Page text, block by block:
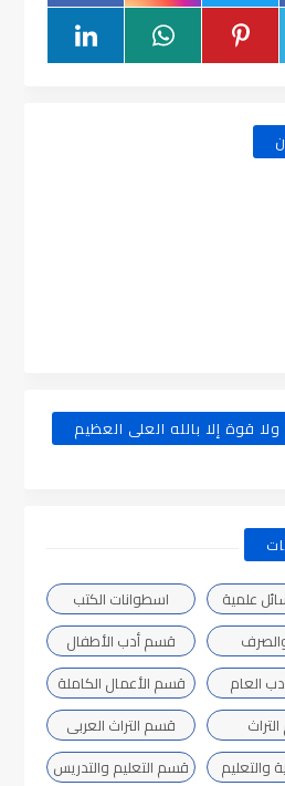
قوة إلا بالله العلى العظيم
علمية
اسطوانات الكتب
قسم أدب الأطفال
العام
قسم الأعمال الكاملة
قسم التراث العربى
والتعليم
قسم التعليم والتدريس